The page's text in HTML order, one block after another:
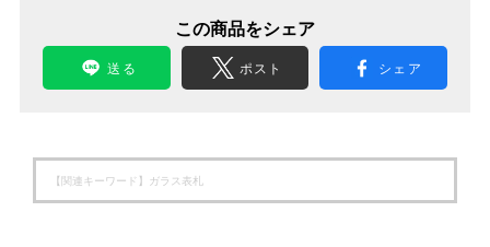
この商品をシェア
送る ポスト シェア
【関連キーワード】 ガラス表札